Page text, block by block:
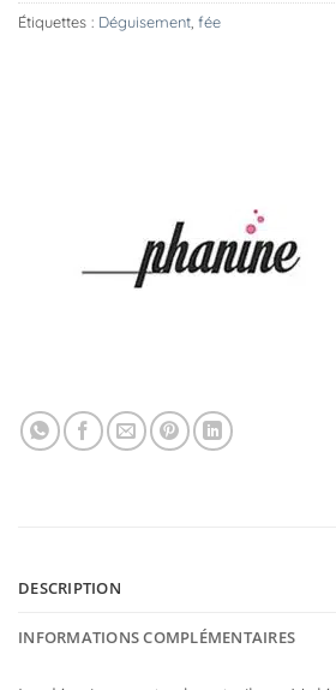
Étiquettes : Déguisement fée
DESCRIPTION
INFORMATIONS COMPLÉMENTAIRES